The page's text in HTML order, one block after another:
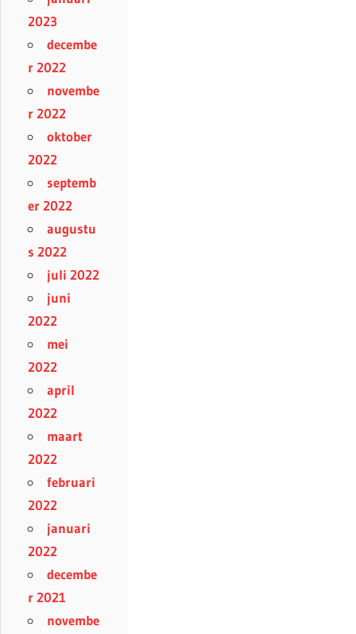
2023
decembe
r 2022
novembe
r 2022
oktober
2022
septemb
er 2022
augustu
s 2022
juli 2022
juni
2022
mei
2022
april
2022
maart
2022
februari
2022
januari
2022
decembe
r 2021
novembe